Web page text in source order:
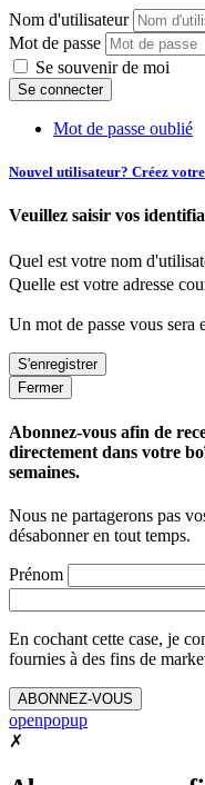
Nom d'utilisateur
Mot de passe
Se souvenir de moi
Mot de passe oublié
Nouvel utilisateur? Créez
Veuillez saisir vos
Quel est votre nom
Quelle est votre adresse
Un mot de passe vous sera
Fermer
Abonnez-vous afin de
directement dans votre
semaines.
Nous ne partagerons pas
désabonner en tout temps.
Prénom
En cochant cette case, je
fournies à des fins de
ABONNEZ-VOUS
openpopup
✗